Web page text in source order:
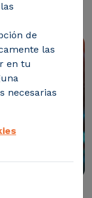
de
las
en tu
necesarias